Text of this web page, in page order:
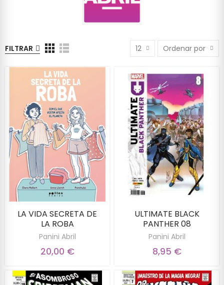
FILTRAR 12 Ordenar por
LA VIDA SECRETA DE
LA ROBA
Panini Abril
20,00 €
ULTIMATE BLACK
PANTHER 08
Panini Abril
8,95 €